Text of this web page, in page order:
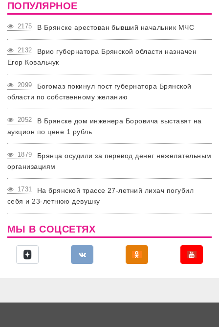
ПОПУЛЯРНОЕ
2175 В Брянске арестован бывший начальник МЧС
2132
Врио губернатора Брянской области назначен
Егор Ковальчук
2099
Богомаз покинул пост губернатора Брянской
области по собственному желанию
2052
В Брянске дом инженера Боровича выставят на
аукцион по цене 1 рубль
1879
Брянца осудили за перевод денег нежелательным
организациям
1731
На брянской трассе 27-летний лихач погубил
себя и 23-летнюю девушку
МЫ В СОЦСЕТЯХ